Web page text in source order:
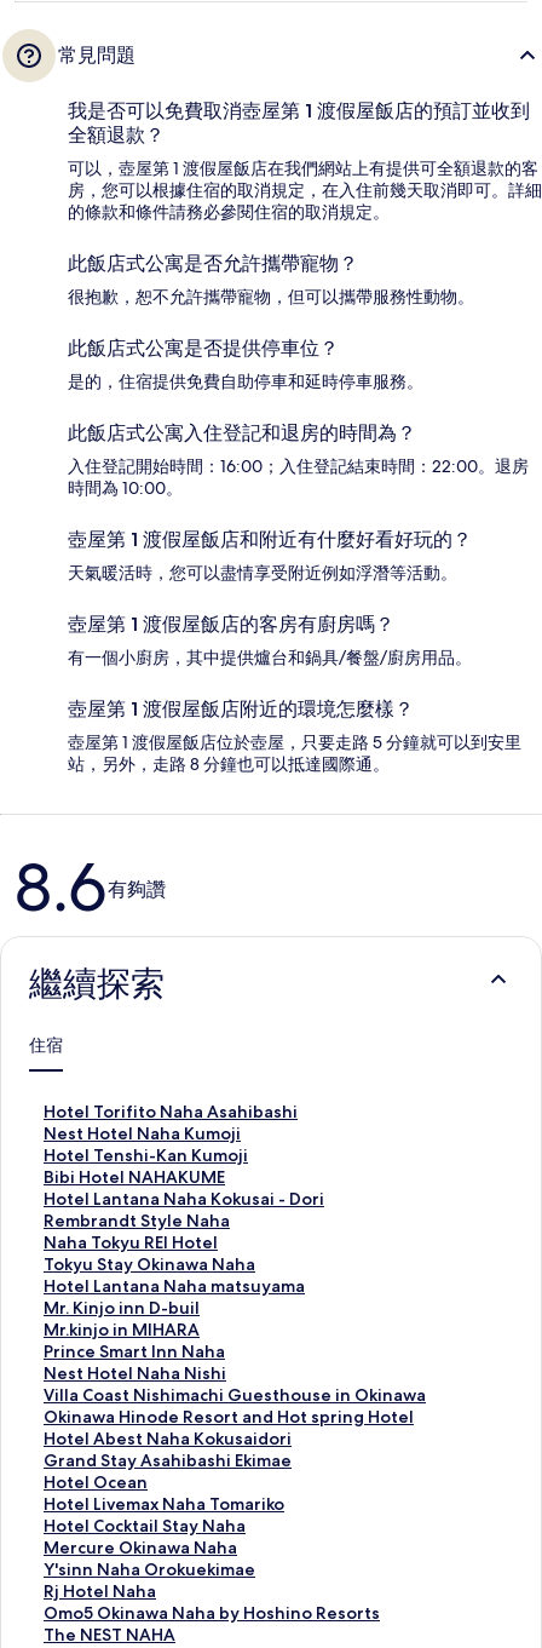
常見問題
我是否可以免費取消壺屋第 1 渡假屋飯店的預訂並收到
全額退款？
可以，壺屋第 1 渡假屋飯店在我們網站上有提供可全額退款的客
房，您可以根據住宿的取消規定，在入住前幾天取消即可。詳細
的條款和條件請務必參閱住宿的取消規定。
此飯店式公寓是否允許攜帶寵物？
很抱歉，恕不允許攜帶寵物，但可以攜帶服務性動物。
此飯店式公寓是否提供停車位？
是的，住宿提供免費自助停車和延時停車服務。
此飯店式公寓入住登記和退房的時間為？
入住登記開始時間：16:00；入住登記結束時間：22:00。退房
時間為 10:00。
壺屋第 1 渡假屋飯店和附近有什麼好看好玩的？
天氣暖活時，您可以盡情享受附近例如浮潛等活動。
壺屋第 1 渡假屋飯店的客房有廚房嗎？
有一個小廚房，其中提供爐台和鍋具/餐盤/廚房用品。
壺屋第 1 渡假屋飯店附近的環境怎麼樣？
壺屋第 1 渡假屋飯店位於壺屋，只要走路 5 分鐘就可以到安里
站，另外，走路 8 分鐘也可以抵達國際通。
評
論
8.6有夠讚
繼續探索
住宿
Hotel Torifito Naha Asahibashi
H
o
t
e
l
T
o
r
i
f
i
t
o
N
a
h
a
A
s
a
h
i
b
a
s
Nest Hotel Naha Kumoji
N
e
s
t
H
o
t
e
l
N
a
h
a
K
u
m
o
j
i
的
連
結
Hotel Tenshi-Kan Kumoji
H
o
t
e
l
T
e
n
s
h
i
-
K
a
n
K
u
m
o
j
i
的
連
Bibi Hotel NAHAKUME
B
i
b
i
H
o
t
e
l
N
A
H
A
K
U
M
E
的
連
結
Hotel Lantana Naha Kokusai - Dori
H
o
t
e
l
L
a
n
t
a
n
a
N
a
h
a
K
o
k
u
s
Rembrandt Style Naha
R
e
m
b
r
a
n
d
t
S
t
y
l
e
N
a
h
a
的
連
Naha Tokyu REI Hotel
N
a
h
a
T
o
k
y
u
R
E
I
H
o
t
e
l
的
連
Tokyu Stay Okinawa Naha
T
o
k
y
u
S
t
a
y
O
k
i
n
a
w
a
N
a
Hotel Lantana Naha matsuyama
H
o
t
e
l
L
a
n
t
a
n
a
N
a
h
a
m
Mr. Kinjo inn D-buil
M
r
.
K
i
n
j
o
i
n
n
D
-
b
u
i
Mr.kinjo in MIHARA
M
r
.
k
i
n
j
o
i
n
M
I
H
A
R
Prince Smart Inn Naha
P
r
i
n
c
e
S
m
a
r
t
I
n
n
Nest Hotel Naha Nishi
N
e
s
t
H
o
t
e
l
N
a
h
a
Villa Coast Nishimachi Guesthouse in Okinawa
V
i
l
l
a
C
o
a
s
t
N
i
Okinawa Hinode Resort and Hot spring Hotel
O
k
i
n
a
w
a
H
i
n
o
Hotel Abest Naha Kokusaidori
H
o
t
e
l
A
b
e
s
t
Grand Stay Asahibashi Ekimae
G
r
a
n
d
S
t
a
y
Hotel Ocean
H
o
t
e
l
O
c
e
Hotel Livemax Naha Tomariko
H
o
t
e
l
L
i
Hotel Cocktail Stay Naha
H
o
t
e
l
C
Mercure Okinawa Naha
M
e
r
c
u
Y'sinn Naha Orokuekimae
Y
'
s
i
Rj Hotel Naha
R
j
H
Omo5 Okinawa Naha by Hoshino Resorts
O
m
The NEST NAHA
T